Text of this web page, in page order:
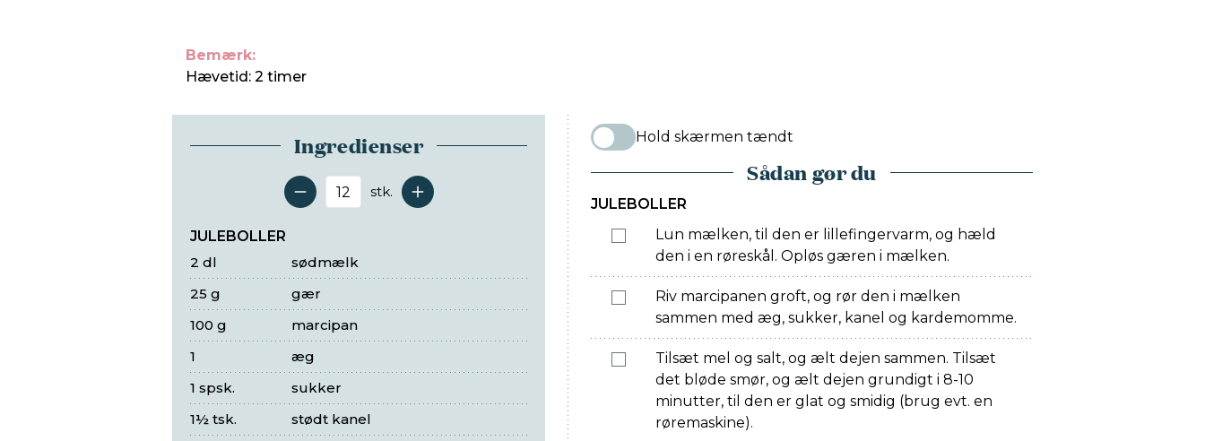
Bemærk:
Hævetid: 2 timer
Ingredienser
Antal serveringer
stk.
JULEBOLLER
sødmælk
2 dl
gær
25 g
marcipan
100 g
æg
1
sukker
1 spsk.
stødt kanel
1½ tsk.
Hold skærmen tændt
Sådan gør du
JULEBOLLER
Lun mælken, til den er lillefingervarm, og hæld
den i en røreskål. Opløs gæren i mælken.
Riv marcipanen groft, og rør den i mælken
sammen med æg, sukker, kanel og kardemomme.
Tilsæt mel og salt, og ælt dejen sammen. Tilsæt
det bløde smør, og ælt dejen grundigt i 8-10
minutter, til den er glat og smidig (brug evt. en
røremaskine).